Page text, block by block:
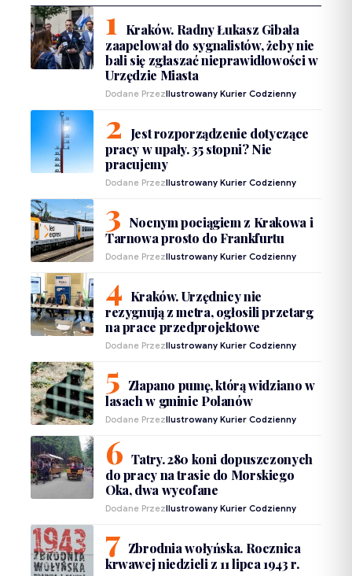
Kraków. Radny Łukasz Gibała
zaapelował do sygnalistów, żeby nie
bali się zgłaszać nieprawidłowości w
Urzędzie Miasta
Dodane PrzezIlustrowany Kurier Codzienny
Jest rozporządzenie dotyczące
pracy w upały. 35 stopni? Nie
pracujemy
Dodane PrzezIlustrowany Kurier Codzienny
Nocnym pociągiem z Krakowa i
Tarnowa prosto do Frankfurtu
Dodane PrzezIlustrowany Kurier Codzienny
Kraków. Urzędnicy nie
rezygnują z metra, ogłosili przetarg
na prace przedprojektowe
Dodane PrzezIlustrowany Kurier Codzienny
Złapano pumę, którą widziano w
lasach w gminie Polanów
Dodane PrzezIlustrowany Kurier Codzienny
Tatry. 280 koni dopuszczonych
do pracy na trasie do Morskiego
Oka, dwa wycofane
Dodane PrzezIlustrowany Kurier Codzienny
Zbrodnia wołyńska. Rocznica
krwawej niedzieli z 11 lipca 1943 r.